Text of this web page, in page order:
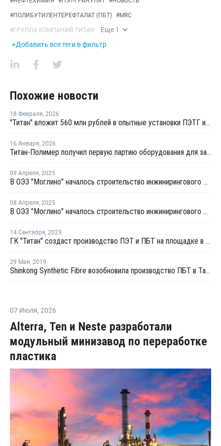
#ПОЛИБУТИЛЕНТЕРЕФТАЛАТ (ПБТ) #MRC
#ГРУППА КОМПАНИЙ ТИТАН Еще 1
+Добавить все теги в фильтр
Похожие новости
18 Февраля, 2026
"Титан" вложит 560 млн рублей в опытные установки ПЭТГ и компаундов ПБТ
16 Января, 2026
Титан-Полимер получил первую партию оборудования для завода ПЭТ и ПБТ
09 Апреля, 2025
В ОЭЗ "Моглино" началось строительство инжинирингового центра ГК "Титан"
08 Апреля, 2025
В ОЭЗ "Моглино" началось строительство инжинирингового центра ГК "Титан"
14 Сентября, 2023
ГК "Титан" создаст производство ПЭТ и ПБТ на площадке в Пскове
29 Мая, 2019
Shinkong Synthetic Fibre возобновила производство ПБТ в Тайване после профилактики
07 Июля, 2026
Alterra, Ten и Neste разработали
модульный минизавод по переработке
пластика